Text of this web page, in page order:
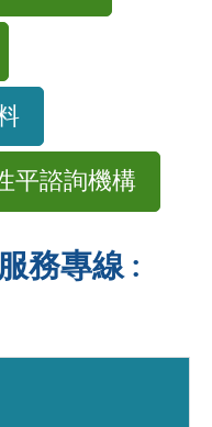
平諮詢機構
務專線 :